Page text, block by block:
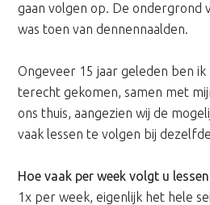
gaan volgen op. De ondergrond
was toen van dennennaalden.
Ongeveer 15 jaar geleden ben ik
terecht gekomen, samen met
ons thuis, aangezien wij de
vaak lessen te volgen bij
Hoe vaak per week volgt u
1x per week, eigenlijk het hele